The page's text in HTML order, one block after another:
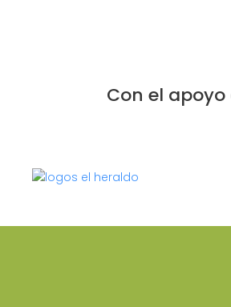
Con el apoyo